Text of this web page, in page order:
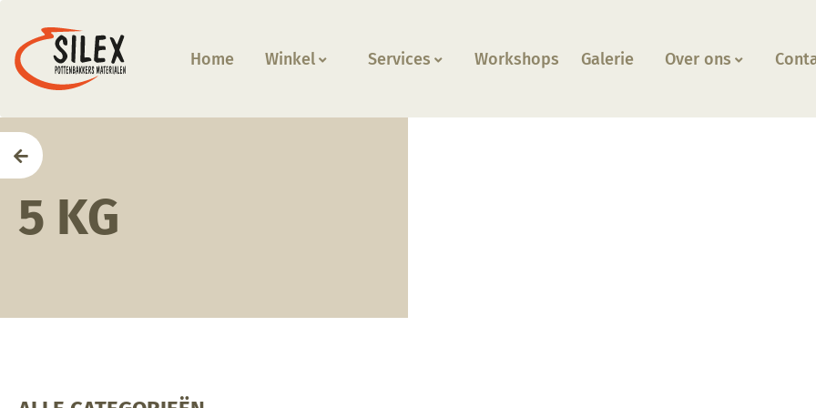
Home Winkel Services Workshops Galerie Over ons
5 KG